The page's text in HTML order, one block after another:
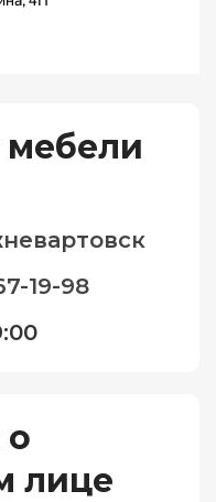
мебели
19-98
лице